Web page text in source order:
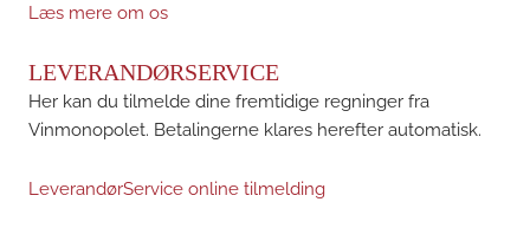
Læs mere om os
LEVERANDØRSERVICE
Her kan du tilmelde dine fremtidige regninger fra
Vinmonopolet. Betalingerne klares herefter automatisk.
LeverandørService online tilmelding